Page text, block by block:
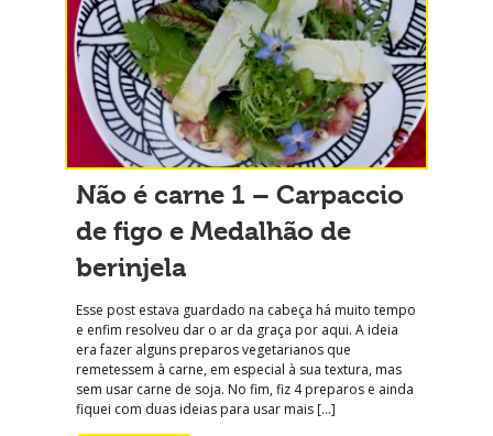
Não é carne 1 – Carpaccio
de figo e Medalhão de
berinjela
Esse post estava guardado na cabeça há muito tempo
e enfim resolveu dar o ar da graça por aqui. A ideia
era fazer alguns preparos vegetarianos que
remetessem à carne, em especial à sua textura, mas
sem usar carne de soja. No fim, fiz 4 preparos e ainda
fiquei com duas ideias para usar mais […]